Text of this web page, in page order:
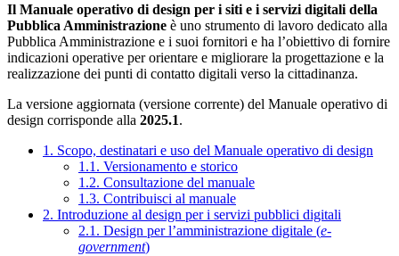
Il Manuale operativo di design per i siti e i servizi digitali della
Pubblica Amministrazione è uno strumento di lavoro dedicato alla
Pubblica Amministrazione e i suoi fornitori e ha l’obiettivo di fornire
indicazioni operative per orientare e migliorare la progettazione e la
realizzazione dei punti di contatto digitali verso la cittadinanza.
La versione aggiornata (versione corrente) del Manuale operativo di
design corrisponde alla 2025.1.
1. Scopo, destinatari e uso del Manuale operativo di design
1.1. Versionamento e storico
1.2. Consultazione del manuale
1.3. Contribuisci al manuale
2. Introduzione al design per i servizi pubblici digitali
2.1. Design per l’amministrazione digitale (e-
government)